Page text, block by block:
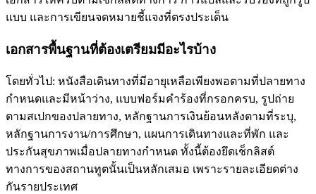
แบบ และการเขียนจดหมายชี้แจงที่ตรงประเด็น
เอกสารพื้นฐานที่ต้องเตรียมมีอะไรบ้าง
โดยทั่วไป: หนังสือเดินทางที่มีอายุเหลือเพียงพอตามที่ปลายทาง
กำหนดและมีหน้าว่าง, แบบฟอร์มคำร้องที่กรอกครบ, รูปถ่าย
ตามสเปกของปลายทาง, หลักฐานการเงินย้อนหลังตามที่ระบุ,
หลักฐานการงาน/การศึกษา, แผนการเดินทางและที่พัก และ
ประกันสุขภาพเมื่อปลายทางกำหนด ทั้งนี้ต้องยึดเช็กลิสต์
ทางการของสถานทูตนั้นเป็นหลักเสมอ เพราะรายละเอียดต่าง
กันรายประเทศ